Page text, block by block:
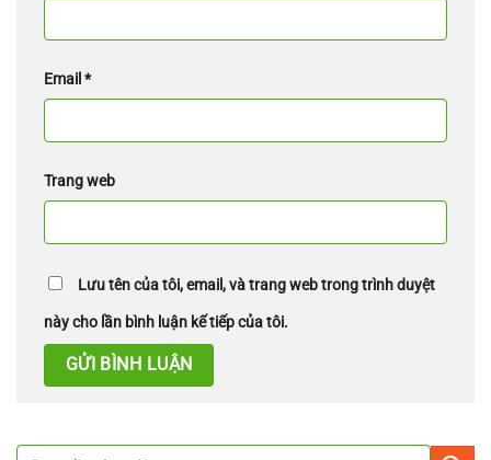
Email *
Trang web
Lưu tên của tôi, email, và trang web trong trình duyệt
này cho lần bình luận kế tiếp của tôi.